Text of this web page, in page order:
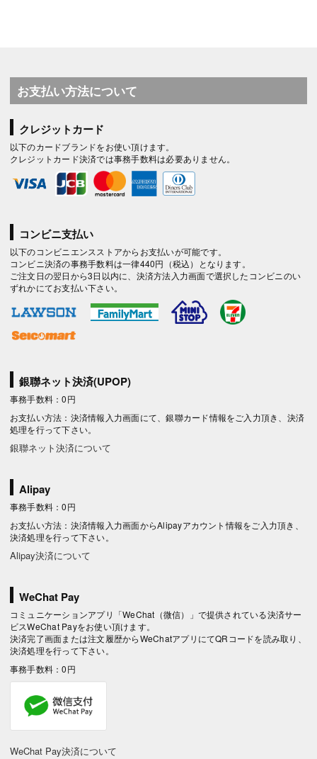
お支払い方法について
クレジットカード
以下のカードブランドをお使い頂けます。
クレジットカード決済では事務手数料は必要ありません。
コンビニ支払い
以下のコンビニエンスストアからお支払いが可能です。
コンビニ決済の事務手数料は一律440円（税込）となります。
ご注文日の翌日から3日以内に、決済方法入力画面で選択したコンビニのい
ずれかにてお支払い下さい。
銀聯ネット決済(UPOP)
事務手数料：0円
お支払い方法：決済情報入力画面にて、銀聯カード情報をご入力頂き、決済
処理を行って下さい。
銀聯ネット決済について
Alipay
事務手数料：0円
お支払い方法：決済情報入力画面からAlipayアカウント情報をご入力頂き、
決済処理を行って下さい。
Alipay決済について
WeChat Pay
コミュニケーションアプリ「WeChat（微信）」で提供されている決済サー
ビスWeChat Payをお使い頂けます。
決済完了画面または注文履歴からWeChatアプリにてQRコードを読み取り、
決済処理を行って下さい。
事務手数料：0円
WeChat Pay決済について